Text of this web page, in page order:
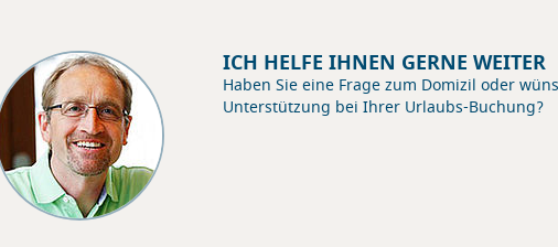
ICH HELFE IHNEN GERNE WEITER
Haben Sie eine Frage zum Domizil oder
Unterstützung bei Ihrer Urlaubs-Buchung?